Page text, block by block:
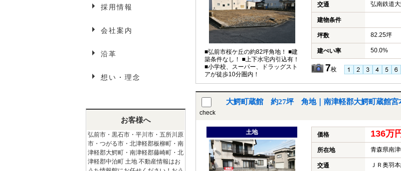
■弘前市桜ケ丘の約82坪角地！ ■建
築条件なし！ ■上下水宅内引込有！
■小学校、スーパー、ドラッグスト
アが徒歩10分圏内！
交通 弘南鉄道
建物条件
坪数 82.25坪
建ぺい率 50.0%
7枚
check
大鰐町蔵館 約27坪 角地｜南津軽郡大鰐町蔵館宮
土地 価格 136万
所在地 青森県南
交通 ＪＲ奥羽
採用情報
会社案内
沿革
想い・理念
お客様へ
弘前市・黒石市・平川市・五所川原
市・つがる市・北津軽郡板柳町・南
津軽郡大鰐町・南津軽郡藤崎町・北
津軽郡中泊町 土地 不動産情報はお